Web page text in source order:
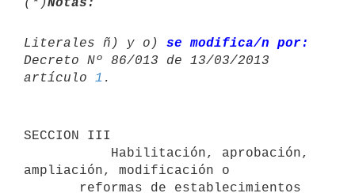
Literales ñ) y o) se modifica/n por:
Decreto Nº 86/013 de 13/03/2013
artículo 1
SECCION III
ampliación, modificación o